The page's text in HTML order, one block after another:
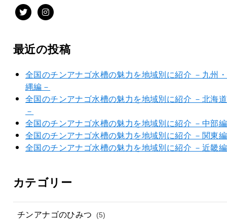
最近の投稿
全国のチンアナゴ水槽の魅力を地域別に紹介 －九州
縄編－
全国のチンアナゴ水槽の魅力を地域別に紹介 －北海
－
全国のチンアナゴ水槽の魅力を地域別に紹介 －中部
全国のチンアナゴ水槽の魅力を地域別に紹介 －関東
全国のチンアナゴ水槽の魅力を地域別に紹介 －近畿
カテゴリー
チンアナゴのひみつ (5)